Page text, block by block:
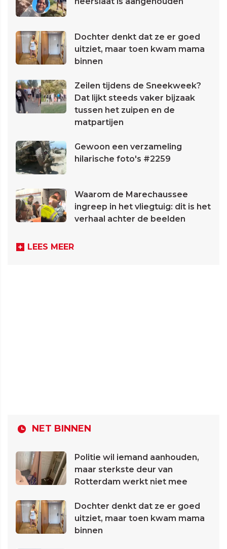
Dochter denkt dat ze er goed
uitziet, maar toen kwam mama
binnen
Zeilen tijdens de Sneekweek?
Dat lijkt steeds vaker bijzaak
tussen het zuipen en de
matpartijen
Gewoon een verzameling
hilarische foto's #2259
Waarom de Marechaussee
ingreep in het vliegtuig: dit is het
verhaal achter de beelden
LEES MEER
NET BINNEN
Politie wil iemand aanhouden,
maar sterkste deur van
Rotterdam werkt niet mee
Dochter denkt dat ze er goed
uitziet, maar toen kwam mama
binnen